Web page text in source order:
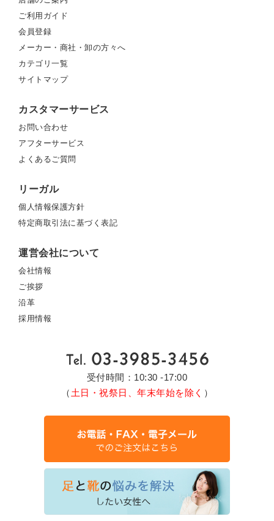
ご利用ガイド
会員登録
メーカー・商社・卸の方々へ
カテゴリ一覧
サイトマップ
カスタマーサービス
お問い合わせ
アフターサービス
よくあるご質問
リーガル
個人情報保護方針
特定商取引法に基づく表記
運営会社について
会社情報
ご挨拶
沿革
採用情報
受付時間：10:30 -17:00
（ 土日・祝祭日、年末年始を除く ）